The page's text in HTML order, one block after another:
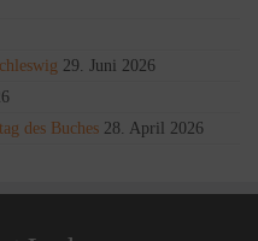
29. Juni 2026
des Buches 28. April 2026